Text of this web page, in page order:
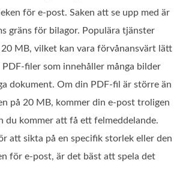
för e-post. Saken att se upp med är
gräns för bilagor. Populära tjänster
MB, vilket kan vara förvånansvärt lätt
filer som innehåller många bilder
dokument. Om din PDF-fil är större än
på 20 MB, kommer din e-post troligen
du kommer att få ett felmeddelande.
att sikta på en specifik storlek eller den
för e-post, är det bäst att spela det